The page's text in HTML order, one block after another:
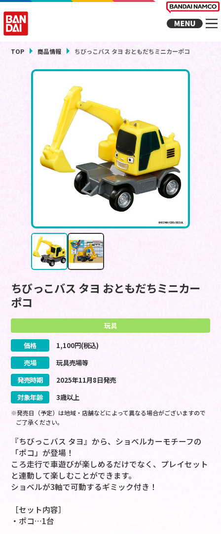
TOP 商品情報 ちびっこバス タヨ おともだちミニカーポコ
ちびっこバス タヨ おともだちミニカー
ポコ
玩具
価格 1,100円(税込)
売場
玩具売場等
発売時期
2025年11月8日発売
対象年齢
3歳以上
※発売日（予定）は地域・店舗などによって異なる場合がございますので
ご了承ください。
『ちびっこバス タヨ』から、ショベルカーモチーフの
「ポコ」が登場！
ころ走行で車遊びが楽しめるだけでなく、プレイセット
と連動して楽しむことができます。
ショベルが3軸で可動するギミック付き！
［セット内容］
・ポコ…1台